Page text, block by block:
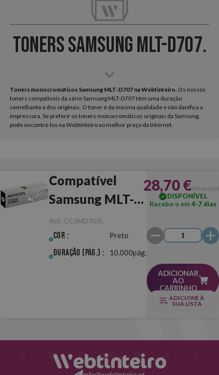
Toners Samsung MLT-D707.
Toners monocromáticos Samsung MLT-D707 na Webtinteiro. Os nossos
toners compatíveis da série Samsung MLT-D707 têm uma duração
semelhante à dos originais. O toner é da mesma qualidade e não danifica a
impressora. Se preferir os toners monocromáticos originais da Samsung,
pode encontrá-los na Webtinteiro ao melhor preço da Internet.
Compatível
Samsung MLT-
D707L Preto
Ref.: CCSMD707L
Cor : Preto
Duração (pág.) : 10.000pág.
28,70 €IVA
DISPONÍVEL
Receba-o em4-7 dias
ADICIONAR
AO
CARRINHO
ADICIONE À
SUA LISTA